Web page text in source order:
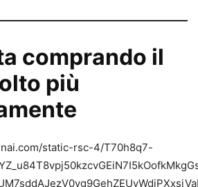
comprando il
più